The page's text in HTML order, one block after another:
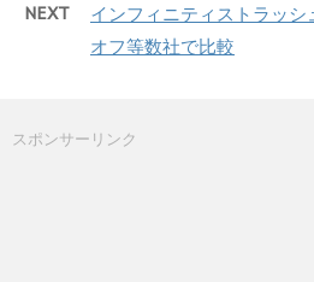
NEXT
インフィニティストラッ
オフ等数社で比較
スポンサーリンク